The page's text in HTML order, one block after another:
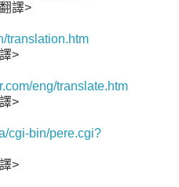
譯>
translation.htm
>
eng/translate.htm
>
cgi-bin/pere.cgi?
>